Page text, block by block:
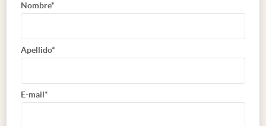
Nombre*
Apellido*
E-mail*